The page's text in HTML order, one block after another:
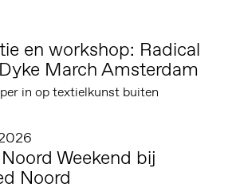
en workshop: Radical
March Amsterdam
in op textielkunst buiten
Weekend bij
Noord